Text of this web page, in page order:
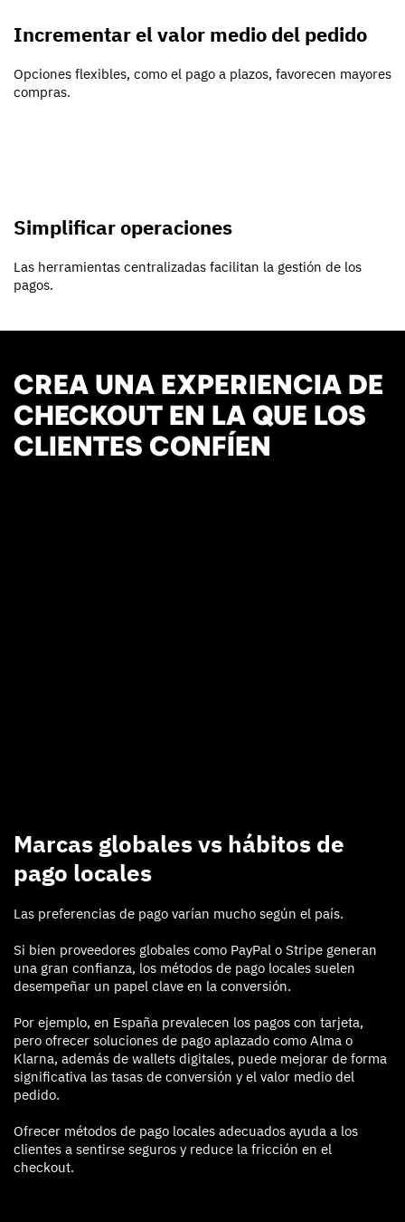
Incrementar el valor medio del pedido
Opciones flexibles, como el pago a plazos, favorecen mayores
compras.
Simplificar operaciones
Las herramientas centralizadas facilitan la gestión de los
pagos.
CREA UNA EXPERIENCIA DE
CHECKOUT EN LA QUE LOS
CLIENTES CONFÍEN
Marcas globales vs hábitos de
pago locales
Las preferencias de pago varían mucho según el país.
Si bien proveedores globales como PayPal o Stripe generan
una gran confianza, los métodos de pago locales suelen
desempeñar un papel clave en la conversión.
Por ejemplo, en España prevalecen los pagos con tarjeta,
pero ofrecer soluciones de pago aplazado como Alma o
Klarna, además de wallets digitales, puede mejorar de forma
significativa las tasas de conversión y el valor medio del
pedido.
Ofrecer métodos de pago locales adecuados ayuda a los
clientes a sentirse seguros y reduce la fricción en el
checkout.